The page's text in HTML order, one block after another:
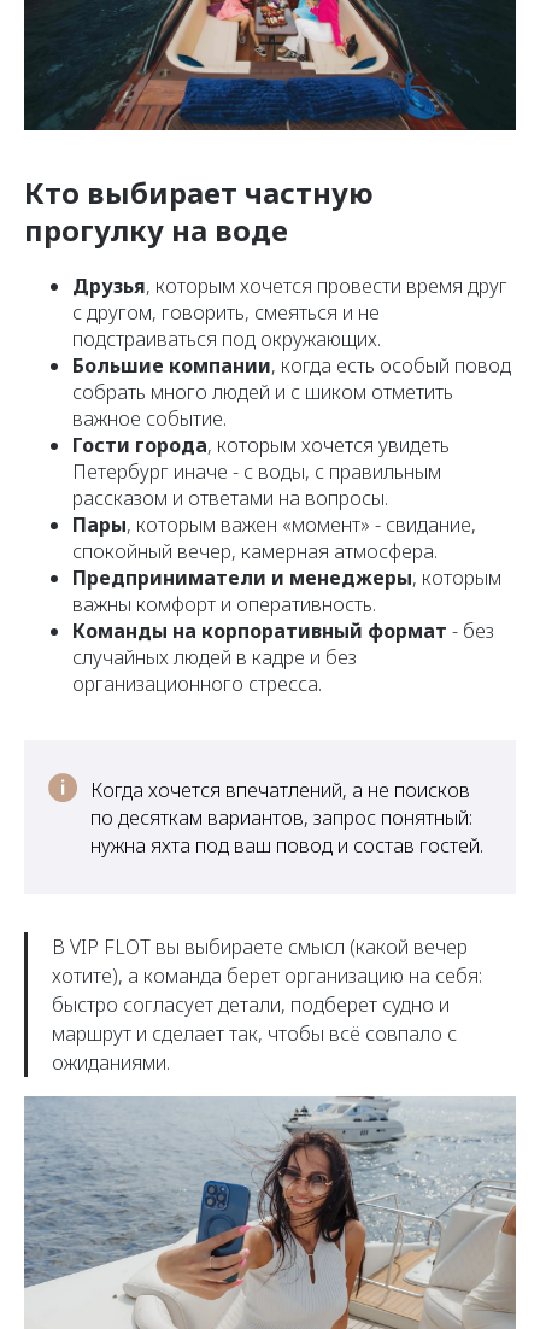
Кто выбирает частную
прогулку на воде
Друзья, которым хочется провести время друг
с другом, говорить, смеяться и не
подстраиваться под окружающих.
Большие компании, когда есть особый повод
собрать много людей и с шиком отметить
важное событие.
Гости города, которым хочется увидеть
Петербург иначе - с воды, с правильным
рассказом и ответами на вопросы.
Пары, которым важен «момент» - свидание,
спокойный вечер, камерная атмосфера.
Предприниматели и менеджеры, которым
важны комфорт и оперативность.
Команды на корпоративный формат - без
случайных людей в кадре и без
организационного стресса.
Когда хочется впечатлений, а не поисков
по десяткам вариантов, запрос понятный:
нужна яхта под ваш повод и состав гостей.
В VIP FLOT вы выбираете смысл (какой вечер
хотите), а команда берет организацию на себя:
быстро согласует детали, подберет судно и
маршрут и сделает так, чтобы всё совпало с
ожиданиями.